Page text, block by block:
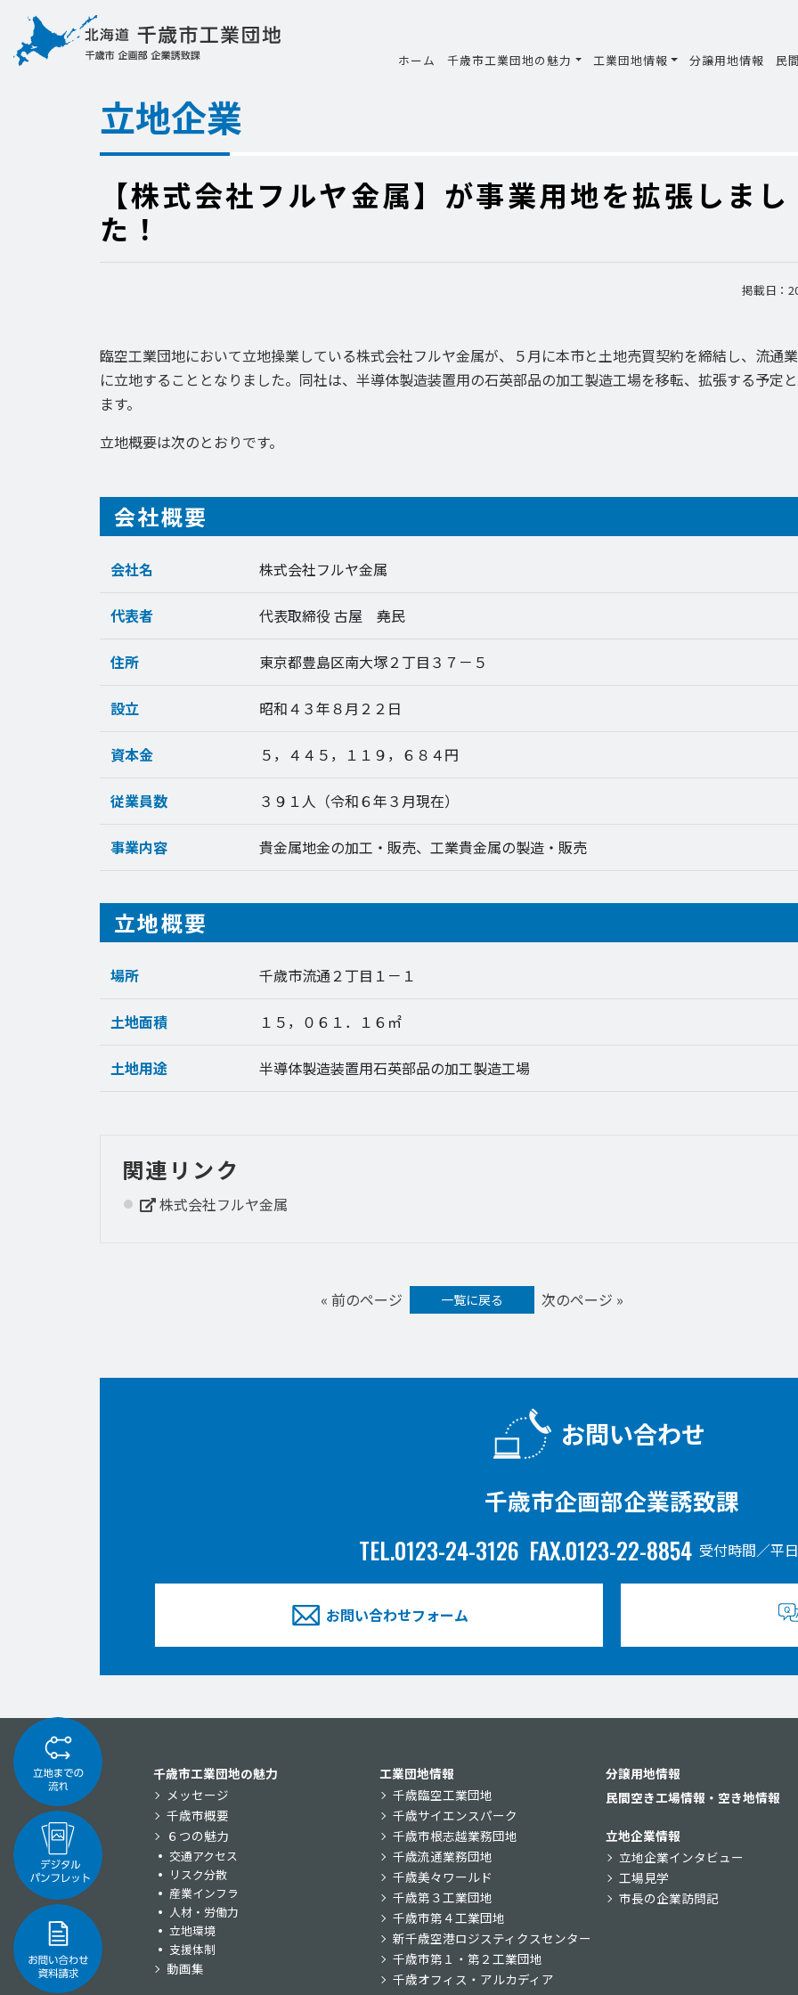
ホーム 千歳市工業団地の魅力 工業団地情報 分譲用地情報 民
立地企業
【株式会社フルヤ金属】が事業用地を拡張しまし
た！
掲載日：
臨空工業団地において立地操業している株式会社フルヤ金属が、５月に本市と土地売買契約を締結し、流通
に立地することとなりました。同社は、半導体製造装置用の石英部品の加工製造工場を移転、拡張する予定
ます。
立地概要は次のとおりです。
会社概要
会社名 株式会社フルヤ金属
代表者 代表取締役 古屋 堯民
住所 東京都豊島区南大塚２丁目３７－５
設立 昭和４３年８月２２日
資本金 ５，４４５，１１９，６８４円
従業員数 ３９１人（令和６年３月現在）
事業内容 貴金属地金の加工・販売、工業貴金属の製造・販売
立地概要
場所 千歳市流通２丁目１－１
土地面積 １５，０６１．１６㎡
土地用途 半導体製造装置用石英部品の加工製造工場
関連リンク
株式会社フルヤ金属
« 前のページ 一覧に戻る 次のページ »
お問い合わせ
千歳市企画部企業誘致課
TEL.0123-24-3126 FAX.0123-22-8854 受付時間／平
お問い合わせフォーム
千歳市工業団地の魅力
メッセージ
千歳市概要
６つの魅力
交通アクセス
リスク分散
産業インフラ
人材・労働力
立地環境
支援体制
動画集
工業団地情報
千歳臨空工業団地
千歳サイエンスパーク
千歳市根志越業務団地
千歳流通業務団地
千歳美々ワールド
千歳第３工業団地
千歳市第４工業団地
新千歳空港ロジスティクスセンター
千歳市第１・第２工業団地
千歳オフィス・アルカディア
分譲用地情報
民間空き工場情報・空き地情報
立地企業情報
立地企業インタビュー
工場見学
市長の企業訪問記